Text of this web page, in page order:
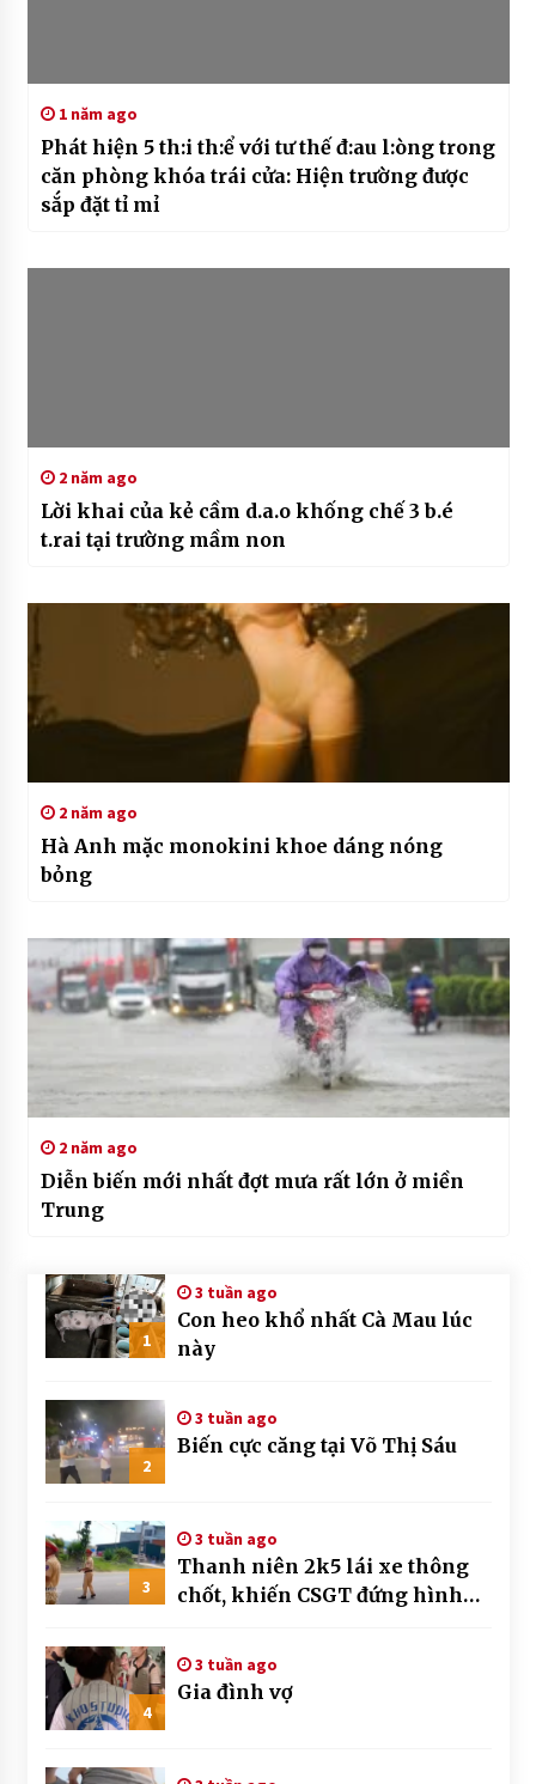
1 năm ago
Phát hiện 5 th:i th:ể với tư thế đ:au l:òng trong
căn phòng khóa trái cửa: Hiện trường được
sắp đặt tỉ mỉ
2 năm ago
Lời khai của kẻ cầm d.a.o khống chế 3 b.é
t.rai tại trường mầm non
2 năm ago
Hà Anh mặc monokini khoe dáng nóng
bỏng
2 năm ago
Diễn biến mới nhất đợt mưa rất lớn ở miền
Trung
1
3 tuần ago
Con heo khổ nhất Cà Mau lúc
này
2
3 tuần ago
Biến cực căng tại Võ Thị Sáu
3
3 tuần ago
Thanh niên 2k5 lái xe thông
chốt, khiến CSGT đứng hình
4
3 tuần ago
Gia đình vợ